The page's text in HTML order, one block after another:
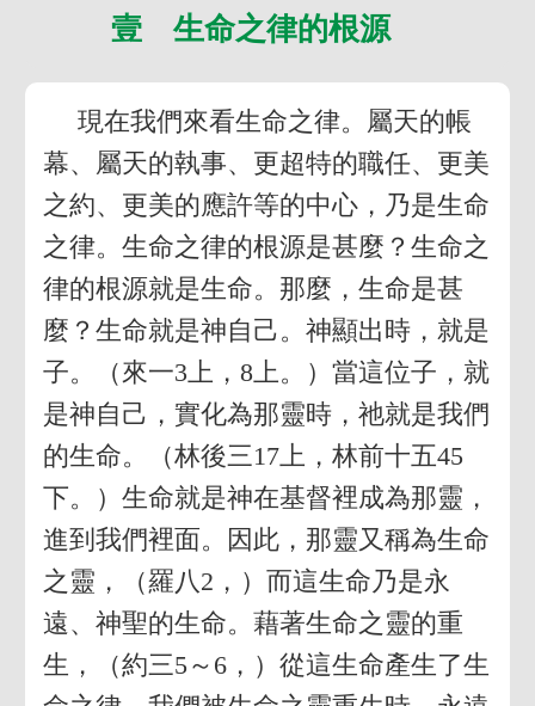
壹 生命之律的根源
現在我們來看生命之律。屬天的帳
幕、屬天的執事、更超特的職任、更美
之約、更美的應許等的中心，乃是生命
之律。生命之律的根源是甚麼？生命之
律的根源就是生命。那麼，生命是甚
麼？生命就是神自己。神顯出時，就是
子。（來一3上，8上。）當這位子，就
是神自己，實化為那靈時，祂就是我們
的生命。（林後三17上，林前十五45
下。）生命就是神在基督裡成為那靈，
進到我們裡面。因此，那靈又稱為生命
之靈，（羅八2，）而這生命乃是永
遠、神聖的生命。藉著生命之靈的重
生，（約三5～6，）從這生命產生了生